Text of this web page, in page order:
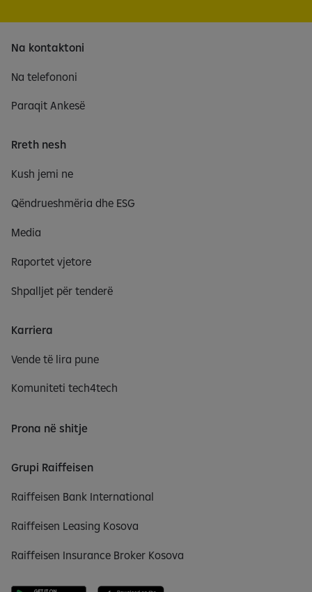
Na kontaktoni
Na telefononi
Paraqit Ankesë
Rreth nesh
Kush jemi ne
Qëndrueshmëria dhe ESG
Media
Raportet vjetore
Shpalljet për tenderë
Karriera
Vende të lira pune
Komuniteti tech4tech
Prona në shitje
Grupi Raiffeisen
Raiffeisen Bank International
Raiffeisen Leasing Kosova
Raiffeisen Insurance Broker Kosova